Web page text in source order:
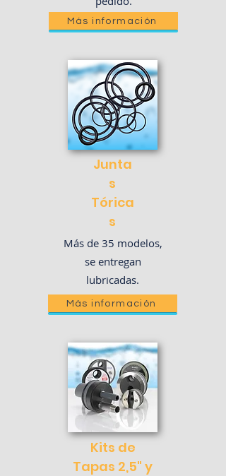
Más información
Junta
s
Tórica
s
Más de 35 modelos,
se entregan
lubricadas.
Más información
Kits de
Tapas 2,5" y